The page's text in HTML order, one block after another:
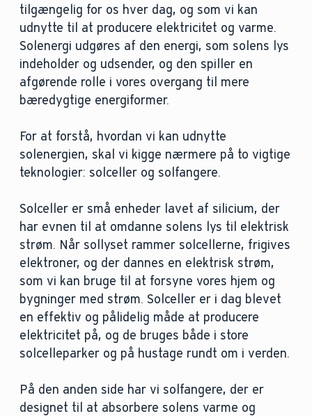
tilgængelig for os hver dag, og som vi kan
udnytte til at producere elektricitet og varme.
Solenergi udgøres af den energi, som solens lys
indeholder og udsender, og den spiller en
afgørende rolle i vores overgang til mere
bæredygtige energiformer.
For at forstå, hvordan vi kan udnytte
solenergien, skal vi kigge nærmere på to vigtige
teknologier: solceller og solfangere.
Solceller er små enheder lavet af silicium, der
har evnen til at omdanne solens lys til elektrisk
strøm. Når sollyset rammer solcellerne, frigives
elektroner, og der dannes en elektrisk strøm,
som vi kan bruge til at forsyne vores hjem og
bygninger med strøm. Solceller er i dag blevet
en effektiv og pålidelig måde at producere
elektricitet på, og de bruges både i store
solcelleparker og på hustage rundt om i verden.
På den anden side har vi solfangere, der er
designet til at absorbere solens varme og